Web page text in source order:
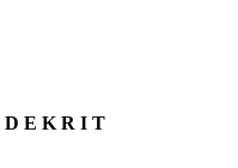
D E K R I T